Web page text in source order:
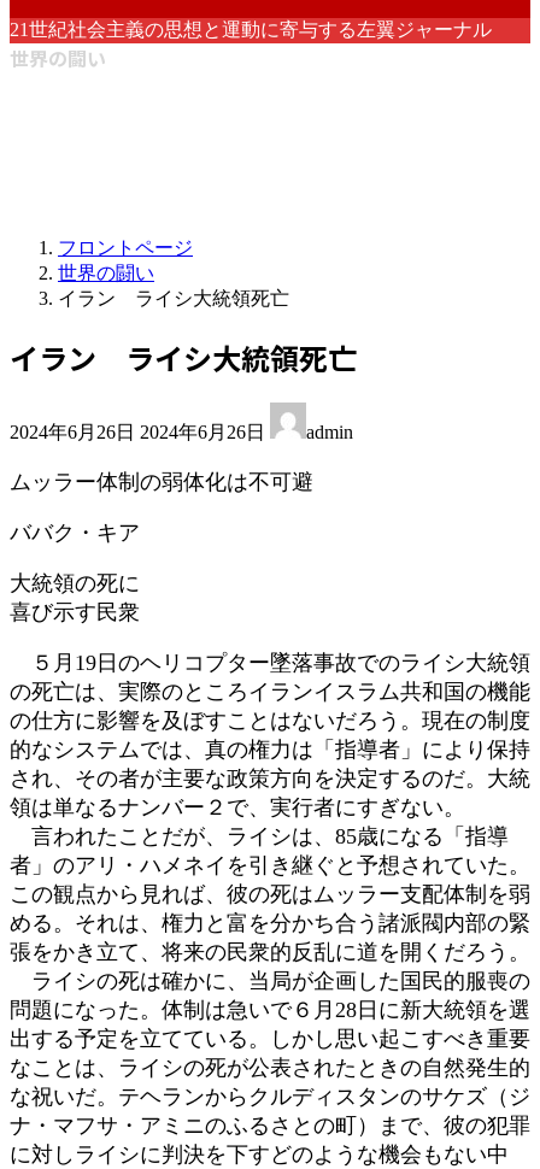
21世紀社会主義の思想と運動に寄与する左翼ジャーナル
世界の闘い
フロントページ
世界の闘い
イラン ライシ大統領死亡
イラン ライシ大統領死亡
2024年6月26日 終
新
2024年6月26日 admin
ムッラー体制の弱体化は不可避
ババク・キア
大統領の死に
喜び示す民衆
５月19日のヘリコプター墜落事故でのライシ大統領
の死亡は、実際のところイランイスラム共和国の機能
の仕方に影響を及ぼすことはないだろう。現在の制度
的なシステムでは、真の権力は「指導者」により保持
され、その者が主要な政策方向を決定するのだ。大統
領は単なるナンバー２で、実行者にすぎない。
言われたことだが、ライシは、85歳になる「指導
者」のアリ・ハメネイを引き継ぐと予想されていた。
この観点から見れば、彼の死はムッラー支配体制を弱
める。それは、権力と富を分かち合う諸派閥内部の緊
張をかき立て、将来の民衆的反乱に道を開くだろう。
ライシの死は確かに、当局が企画した国民的服喪の
問題になった。体制は急いで６月28日に新大統領を選
出する予定を立てている。しかし思い起こすべき重要
なことは、ライシの死が公表されたときの自然発生的
な祝いだ。テヘランからクルディスタンのサケズ（ジ
ナ・マフサ・アミニのふるさとの町）まで、彼の犯罪
に対しライシに判決を下すどのような機会もない中